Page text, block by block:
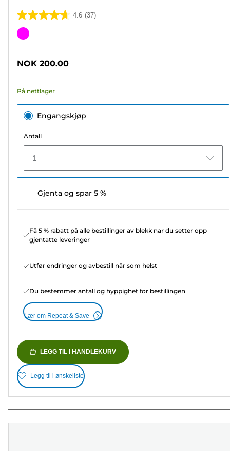
4.6 (37)
4.6
av
Fargekassett
NOK 200.00
På nettlager
Engangskjøp
Antall
1
Gjenta og spar 5 %
Få 5 % rabatt på alle bestillinger av blekk når du setter opp
gjentatte leveringer
Utfør endringer og avbestill når som helst
Du bestemmer antall og hyppighet for bestillingen
Lær om Repeat & Save
LEGG TIL I HANDLEKURV
Legg til i ønskeliste